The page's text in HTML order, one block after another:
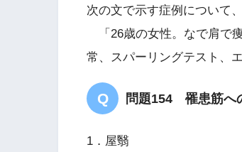
次の文で示す症例について
「26歳の女性。なで肩で
常、スパーリングテスト、
問題154 罹患筋へ
1．屋翳